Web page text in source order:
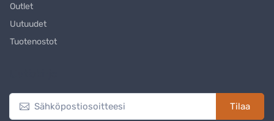
Outlet
Uutuudet
Tuotenostot
Tilaa